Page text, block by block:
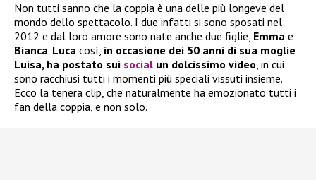
Non tutti sanno che la coppia è una delle più longeve del
mondo dello spettacolo. I due infatti si sono sposati nel
2012 e dal loro amore sono nate anche due figlie, Emma e
Bianca. Luca così, in occasione dei 50 anni di sua moglie
Luisa, ha postato sui social un dolcissimo video, in cui
sono racchiusi tutti i momenti più speciali vissuti insieme.
Ecco la tenera clip, che naturalmente ha emozionato tutti i
fan della coppia, e non solo.